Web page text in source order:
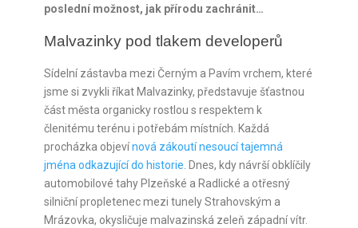
poslední možnost, jak přírodu zachránit…
Malvazinky pod tlakem developerů
Sídelní zástavba mezi Černým a Pavím vrchem, které
jsme si zvykli říkat Malvazinky, představuje šťastnou
část města organicky rostlou s respektem k
členitému terénu i potřebám místních. Každá
procházka objevínová zákoutí nesoucí tajemná
jména odkazující do historie . Dnes, kdy návrší obklíčily
automobilové tahy Plzeňské a Radlické a otřesný
silniční propletenec mezi tunely Strahovským a
Mrázovka, okysličuje malvazinská zeleň západní vítr.